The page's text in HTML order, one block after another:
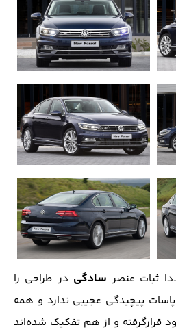
ثبات عنصر سادگی در طراحی را
پاسات پیچیدگی عجیبی ندارد و همه
قرار‌گرفته و از هم تفکیک شده‌اند